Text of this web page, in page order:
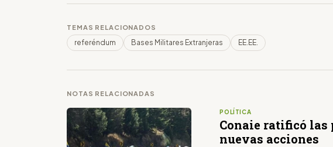
TEMAS RELACIONADOS
referéndum Bases Militares Extranjeras EE.EE.
NOTAS RELACIONADAS
POLÍTICA
Conaie ratificó
nuevas acciones